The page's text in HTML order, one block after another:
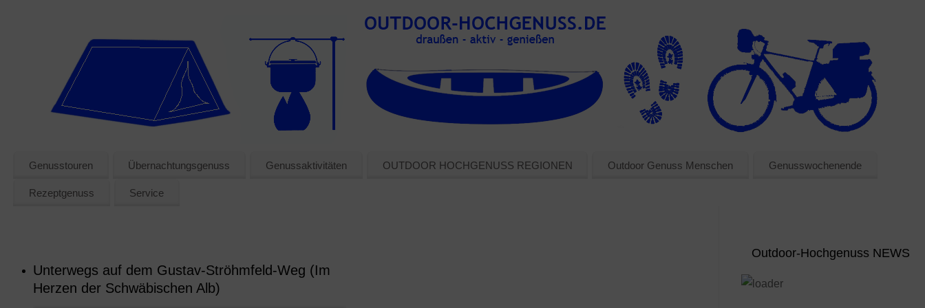
Genusstouren Übernachtungsgenuss Genussaktivitäten OUTDOOR HOCHGENUSS REGIONEN Outdoor Genuss Menschen Genusswochenende
Rezeptgenuss Service
Unterwegs auf dem Gustav-Ströhmfeld-Weg (Im
Herzen der Schwäbischen Alb)
Outdoor-Hochgenuss NEWS